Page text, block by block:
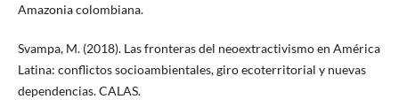
Amazonia colombiana.
Svampa, M. (2018). Las fronteras del neoextractivismo en América
Latina: conflictos socioambientales, giro ecoterritorial y nuevas
dependencias. CALAS.